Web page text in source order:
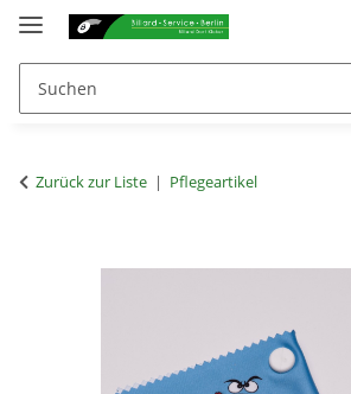
Zurück zur Liste Pflegeartikel